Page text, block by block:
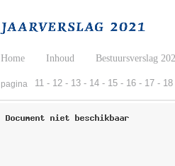
pagina 11 - 12 - 13 - 14 - 15 - 16 - 17 - 18
Home Inhoud Bestuursverslag